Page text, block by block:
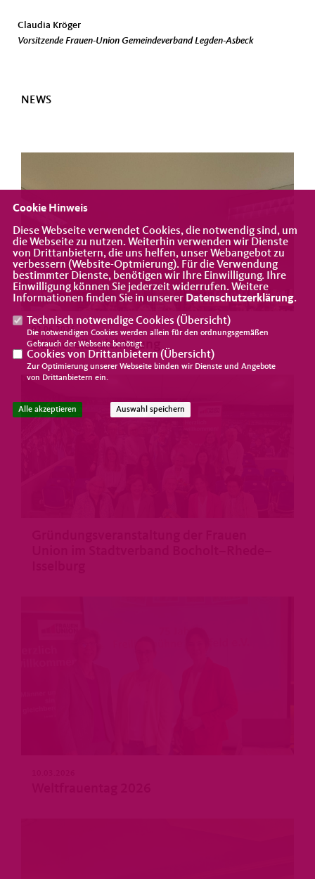
Claudia Kröger
Vorsitzende Frauen-Union Gemeindeverband Legden-Asbeck
NEWS
02.06.2026
Büchereibesichtigung
Cookie Hinweis
Diese Webseite verwendet Cookies, die notwendig sind, um
die Webseite zu nutzen. Weiterhin verwenden wir Dienste
von Drittanbietern, die uns helfen, unser Webangebot zu
verbessern (Website-Optmierung). Für die Verwendung
bestimmter Dienste, benötigen wir Ihre Einwilligung. Ihre
Einwilligung können Sie jederzeit widerrufen. Weitere
Informationen finden Sie in unserer Datenschutzerklärung.
Technisch notwendige Cookies (Übersicht)
Die notwendigen Cookies werden allein für den ordnungsgemäßen
Gebrauch der Webseite benötigt.
Cookies von Drittanbietern (Übersicht)
Zur Optimierung unserer Webseite binden wir Dienste und Angebote
von Drittanbietern ein.
Alle akzeptieren Auswahl speichern